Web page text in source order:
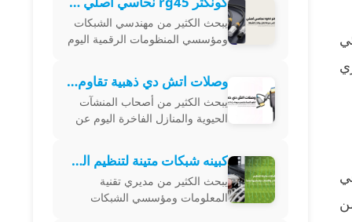
يبحث الكثير من مهندسي الشبكات
ومؤسسي المنظومات الرقمية اليوم
التشغيلي عبر اقتناء rg45 كونكتر
نحاسي أصلي يضمن نقل البيانات
الرقمية
وصلات اتش دي ذهبية تقاوم الصدأ وتضمن جودة بث لا تضاهى
يبحث الكثير من أصحاب المنشآت
الحيوية والمنازل الفاخرة اليوم عن
اقتناء موصلات وكابلات عالية
الموثوقية تضمن نقل الإشارات
الرقمي
كبينه شبكات متينة لتنظيم السيرفرات والأسلاك وحمايتها تماماً
يبحث الكثير من مديري تقنية
المعلومات ومؤسسي الشبكات